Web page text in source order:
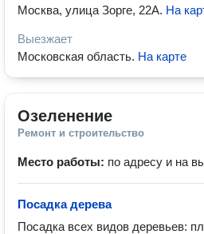
Москва, улица Зорге, 22А. На
Выезжает
Московская область. На карте
Озеленение
Ремонт и строительство
Место работы: по адресу и на
Посадка дерева
Посадка всех видов деревьев: